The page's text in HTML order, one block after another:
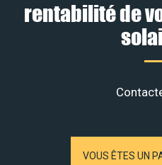
rentabilité de
VOUS ÊTES UN